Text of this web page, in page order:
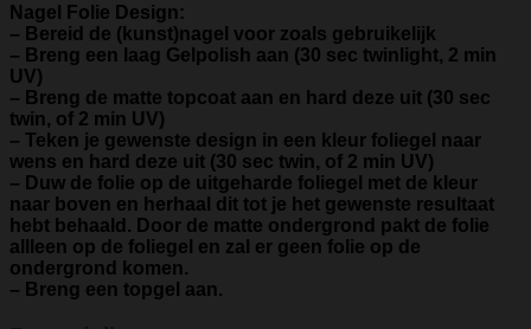
Nagel Folie Design:
– Bereid de (kunst)nagel voor zoals gebruikelijk
– Breng een laag Gelpolish aan (30 sec twinlight, 2 min
UV)
– Breng de matte topcoat aan en hard deze uit (30 sec
twin, of 2 min UV)
– Teken je gewenste design in een kleur foliegel naar
wens en hard deze uit (30 sec twin, of 2 min UV)
– Duw de folie op de uitgeharde foliegel met de kleur
naar boven en herhaal dit tot je het gewenste resultaat
hebt behaald. Door de matte ondergrond pakt de folie
allleen op de foliegel en zal er geen folie op de
ondergrond komen.
– Breng een topgel aan.